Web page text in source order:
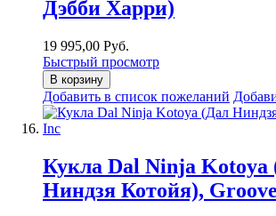
Дэбби Харри)
19 995,00 Руб.
Быстрый просмотр
В корзину
Добавить в список пожеланий
Кукла Dal Ninja Kotoya
Ниндзя Котойя),